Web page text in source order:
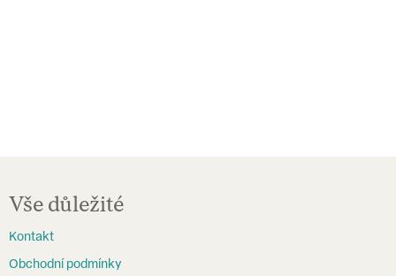
Vše důležité
Kontakt
Obchodní podmínky